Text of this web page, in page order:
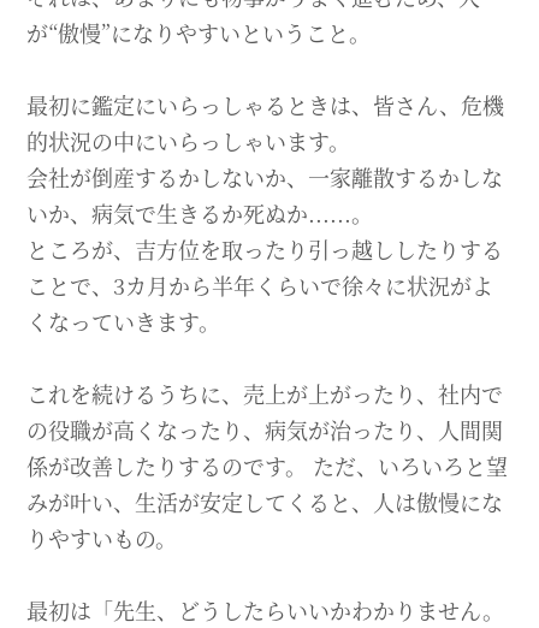
が“傲慢”になりやすいということ。
最初に鑑定にいらっしゃるときは、皆さん、危機
的状況の中にいらっしゃいます。
会社が倒産するかしないか、一家離散するかしな
いか、病気で生きるか死ぬか......。
ところが、吉方位を取ったり引っ越ししたりする
ことで、3カ月から半年くらいで徐々に状況がよ
くなっていきます。
これを続けるうちに、売上が上がったり、社内で
の役職が高くなったり、病気が治ったり、人間関
係が改善したりするのです。 ただ、いろいろと望
みが叶い、生活が安定してくると、人は傲慢にな
りやすいもの。
最初は「先生、どうしたらいいかわかりません。